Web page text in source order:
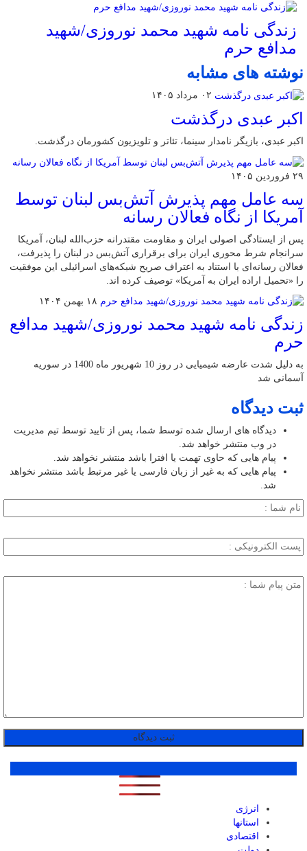
زندگی نامه شهید محمد نوروزی/شهید
مدافع حرم
نوشته های مشابه
۰۲ مرداد ۱۴۰۵
اکبر عبدی درگذشت
اکبر عبدی، بازیگر نامدار سینما، تئاتر و تلویزیون کشورمان درگذشت.
۲۹ فروردین ۱۴۰۵
سه عامل مهم پذیرش آتش‌بس لبنان توسط
آمریکا از نگاه فعالان رسانه
پس از ایستادگی اصولی ایران و مقاومت مقتدرانه حزب‌الله لبنان، آمریکا
سرانجام شرط محوری ایران برای برقراری آتش‌بس در لبنان را پذیرفت،
فعالان رسانه‌ای با استناد به اعتراف صریح شبکه‌های اسرائیلی این موفقیت
را «تحمیل اراده ایران به آمریکا» توصیف کرده اند.
۱۸ بهمن ۱۴۰۴
زندگی نامه شهید محمد نوروزی/شهید مدافع
حرم
به دلیل شدت عارضه شیمیایی در روز 10 شهریور ماه 1400 در سوریه
آسمانی شد
ثبت دیدگاه
دیدگاه های ارسال شده توسط شما، پس از تایید توسط تیم مدیریت
در وب منتشر خواهد شد.
پیام هایی که حاوی تهمت یا افترا باشد منتشر نخواهد شد.
پیام هایی که به غیر از زبان فارسی یا غیر مرتبط باشد منتشر نخواهد
شد.
انرژی
استانها
اقتصادی